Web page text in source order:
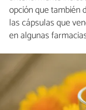
opción que también
las cápsulas que
en algunas